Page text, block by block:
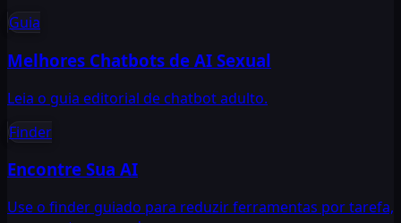
Guia
Melhores Chatbots de AI Sexual
Leia o guia editorial de chatbot adulto.
Finder
Encontre Sua AI
Use o finder guiado para reduzir ferramentas por tarefa,